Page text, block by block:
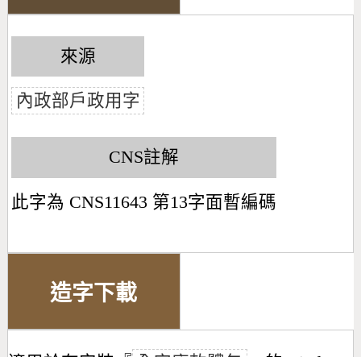
來源
內政部戶政用字
CNS註解
此字為 CNS11643 第13字面暫編碼
造字下載